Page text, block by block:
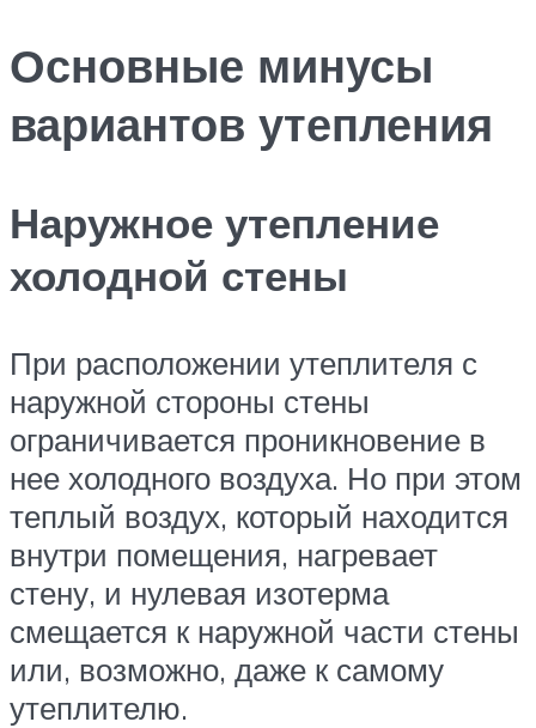
Основные минусы
вариантов утепления
Наружное утепление
холодной стены
При расположении утеплителя с
наружной стороны стены
ограничивается проникновение в
нее холодного воздуха. Но при этом
теплый воздух, который находится
внутри помещения, нагревает
стену, и нулевая изотерма
смещается к наружной части стены
или, возможно, даже к самому
утеплителю.